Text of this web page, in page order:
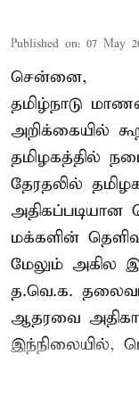
Published on: 07 May
சென்னை,
தமிழ்நாடு
அறிக்கையில்
தமிழகத்தில்
தேரதலில்
அதிகப்படியான
மக்களின்
மேலும் அகில
த.வெ.க.
ஆதரவை
இந்நிலையில்,